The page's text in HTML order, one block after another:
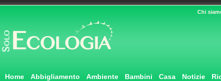
Chi
Home Abbigliamento Ambiente Bambini Casa Notizie